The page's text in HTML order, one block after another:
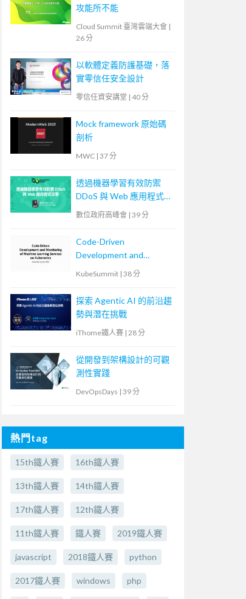
攻能所不能
Cloud Summit 臺灣雲端大會 |
26 分
以軟體定義防護基礎，落
實零信任安全設計
零信任資安講堂 | 40 分
Mock framework 原始碼
剖析
MWC | 37 分
透過機器學習有效防禦
DDoS 與 Web 應用程式攻
擊
數位政府高峰會 | 39 分
Code-Driven
Development and
Monitoring of Machine
Kubernetes
KubeSummit | 38 分
探索 Agentic AI 的前沿趨
勢與潛在挑戰
iThome鐵人賽 | 28 分
從開發到架構設計的可觀
測性實踐
DevOpsDays | 39 分
熱門tag
15th鐵人賽 16th鐵人賽
13th鐵人賽 14th鐵人賽
17th鐵人賽 12th鐵人賽
11th鐵人賽 鐵人賽 2019鐵人賽
javascript 2018鐵人賽 python
2017鐵人賽 windows php